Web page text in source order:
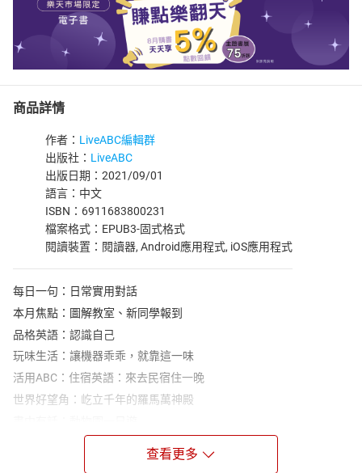
商品詳情
作者： LiveABC編輯群
出版社： LiveABC
出版日期：2021/09/01
語言：中文
ISBN：6911683800231
檔案格式：EPUB3-固式格式
閱讀裝置：閱讀器, Android應用程式, iOS應用程式
每日一句：日常實用對話
本月焦點：圖解教室、新同學報到
品格英語：認識自己
玩味生活：讓機器乖乖，就靠這一味
活用ABC：住宿英語：來去民宿住一晚
世界好望角：屹立千年的羅馬萬神殿
安妮信箱：給父母的一封信
查看更多